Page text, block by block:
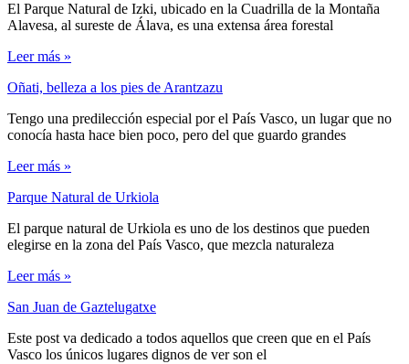
El Parque Natural de Izki, ubicado en la Cuadrilla de la Montaña
Alavesa, al sureste de Álava, es una extensa área forestal
Leer más »
Oñati, belleza a los pies de Arantzazu
Tengo una predilección especial por el País Vasco, un lugar que no
conocía hasta hace bien poco, pero del que guardo grandes
Leer más »
Parque Natural de Urkiola
El parque natural de Urkiola es uno de los destinos que pueden
elegirse en la zona del País Vasco, que mezcla naturaleza
Leer más »
San Juan de Gaztelugatxe
Este post va dedicado a todos aquellos que creen que en el País
Vasco los únicos lugares dignos de ver son el